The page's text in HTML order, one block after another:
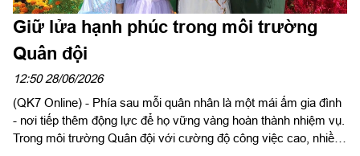
Giữ lửa hạnh phúc trong môi trường
Quân đội
12:50 28/06/2026
(QK7 Online) - Phía sau mỗi quân nhân là một mái ấm gia đình
- nơi tiếp thêm động lực để họ vững vàng hoàn thành nhiệm vụ.
Trong môi trường Quân đội với cường độ công việc cao, nhiều